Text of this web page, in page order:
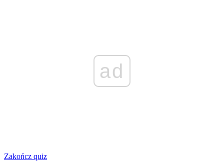
ad
Zakończ quiz